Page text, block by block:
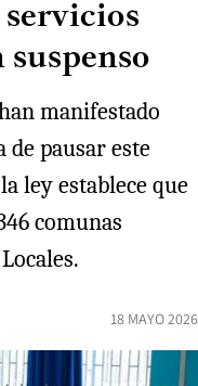
suspenso
manifestado
de pausar este
ley establece que
comunas
18 MAYO 2026